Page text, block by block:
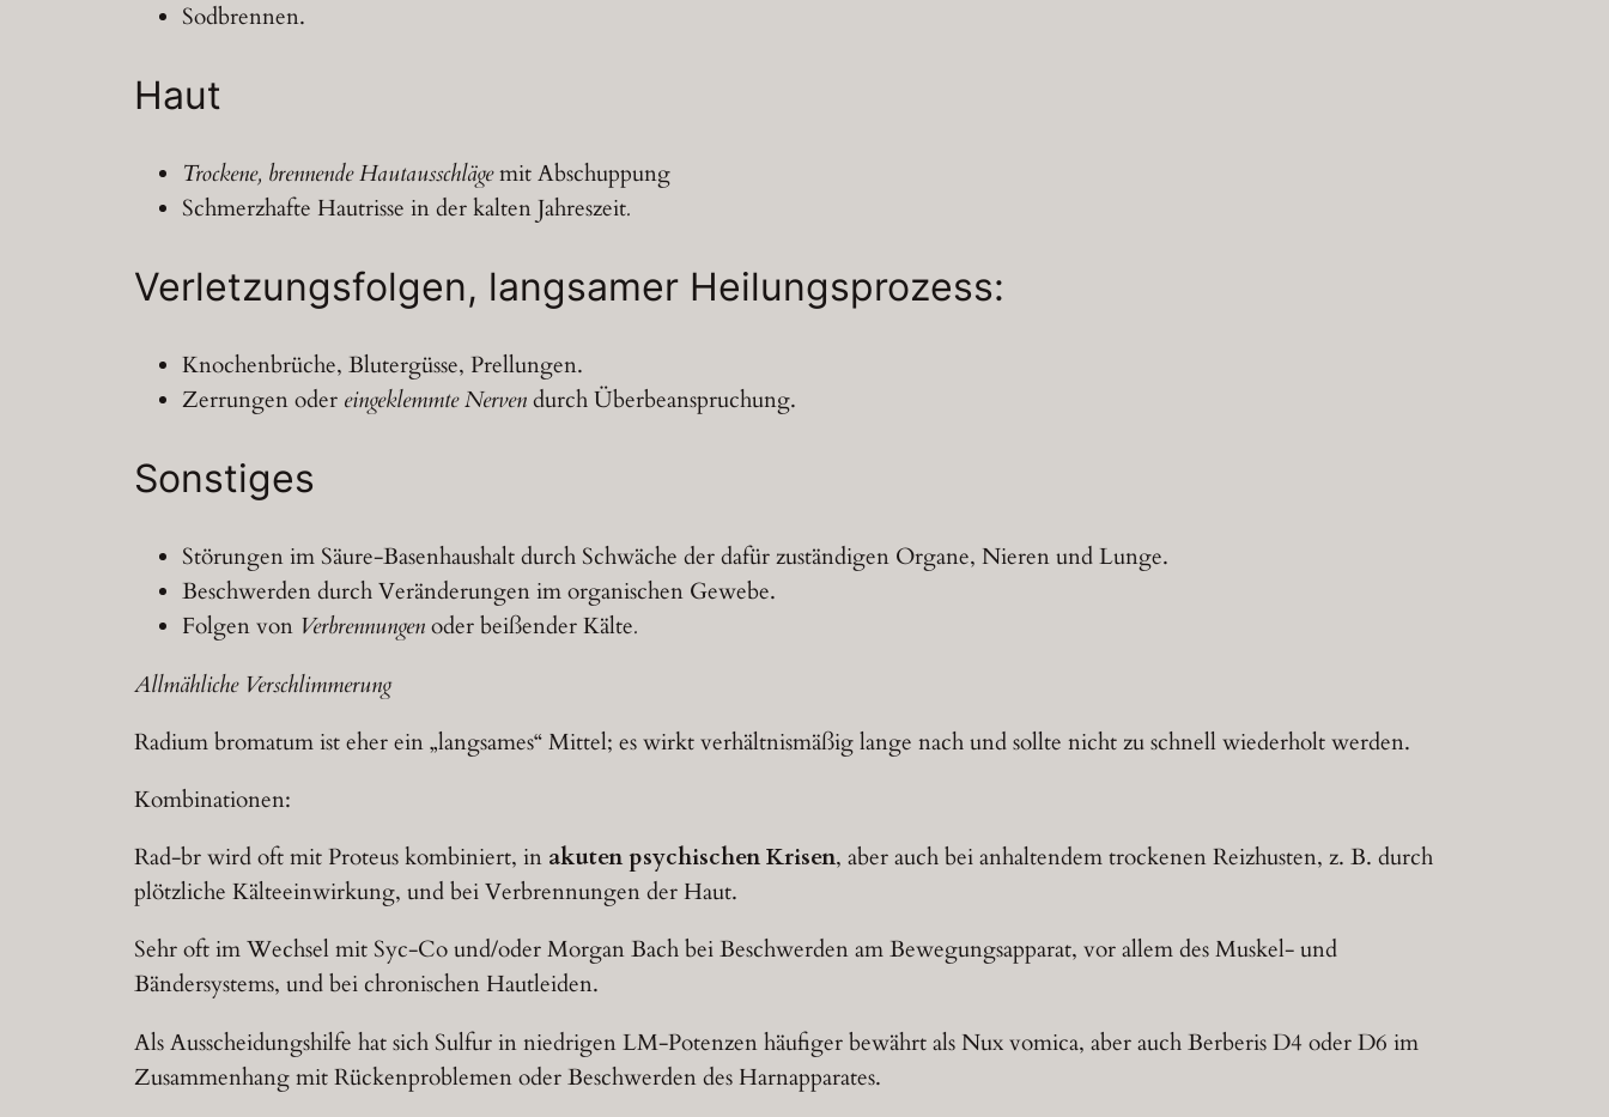
Sodbrennen.
Haut
Trockene, brennende Hautausschlägemit Abschuppung
Schmerzhafte Hautrisse in der kalten Jahreszeit.
Verletzungsfolgen, langsamer Heilungsprozess:
Knochenbrüche, Blutergüsse, Prellungen.
Zerrungen oder eingeklemmte Nervendurch Überbeanspruchung.
Sonstiges
Störungen im Säure-Basenhaushalt durch Schwäche der dafür zuständigen Organe, Nieren und Lunge.
Beschwerden durch Veränderungen im organischen Gewebe.
Folgen von Verbrennungenoder beißender Kälte.
Allmähliche Verschlimmerung
Radium bromatum ist eher ein „langsames“ Mittel; es wirkt verhältnismäßig lange nach und sollte nicht zu schnell wiederholt werden.
Kombinationen:
Rad-br wird oft mit Proteus kombiniert, in akuten psychischen Krisen, aber auch bei anhaltendem trockenen Reizhusten, z. B. durch
plötzliche Kälteeinwirkung, und bei Verbrennungen der Haut.
Sehr oft im Wechsel mit Syc-Co und/oder Morgan Bach bei Beschwerden am Bewegungsapparat, vor allem des Muskel- und
Bändersystems, und bei chronischen Hautleiden.
Als Ausscheidungshilfe hat sich Sulfur in niedrigen LM-Potenzen häufiger bewährt als Nux vomica, aber auch Berberis D4 oder D6 im
Zusammenhang mit Rückenproblemen oder Beschwerden des Harnapparates.